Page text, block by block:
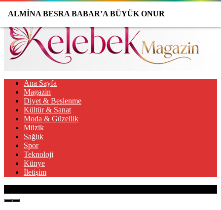
Ana Sayfa
Magazin
Diyet & Beslenme
Kültür & Sanat
Moda & Güzellik
Müzik
Sağlık
Spor
Teknoloji
Künye
İletişim
ALMİNA BESRA BABAR’A BÜYÜK ONUR